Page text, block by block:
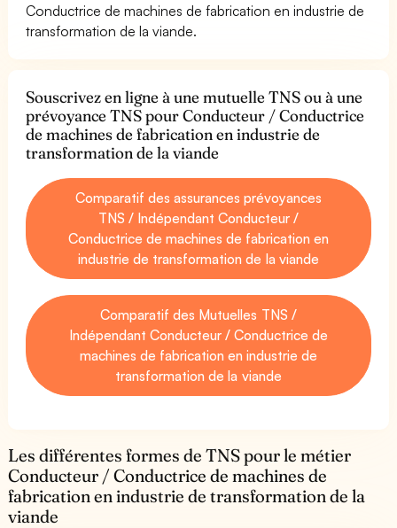
Conductrice de machines de fabrication en industrie de
transformation de la viande.
Souscrivez en ligne à une mutuelle TNS ou à une
prévoyance TNS pour Conducteur / Conductrice
de machines de fabrication en industrie de
transformation de la viande
Comparatif des assurances prévoyances
TNS / Indépendant Conducteur /
Conductrice de machines de fabrication en
industrie de transformation de la viande
Comparatif des Mutuelles TNS /
Indépendant Conducteur / Conductrice de
machines de fabrication en industrie de
transformation de la viande
Les différentes formes de TNS pour le métier
Conducteur / Conductrice de machines de
fabrication en industrie de transformation de la
viande